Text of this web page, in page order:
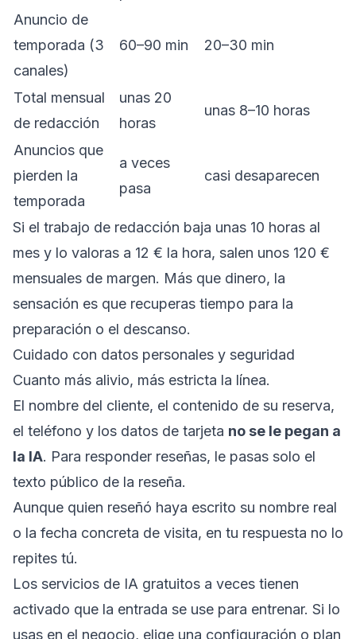
Anuncio de
temporada (3
canales)
60–90 min 20–30 min
Total mensual
de redacción
unas 20
horas
unas 8–10 horas
Anuncios que
pierden la
temporada
a veces
pasa
casi desaparecen
Si el trabajo de redacción baja unas 10 horas al
mes y lo valoras a 12 € la hora, salen unos 120 €
mensuales de margen. Más que dinero, la
sensación es que recuperas tiempo para la
preparación o el descanso.
Cuidado con datos personales y seguridad
Cuanto más alivio, más estricta la línea.
El nombre del cliente, el contenido de su reserva,
el teléfono y los datos de tarjeta no se le pegan a
la IA. Para responder reseñas, le pasas solo el
texto público de la reseña.
Aunque quien reseñó haya escrito su nombre real
o la fecha concreta de visita, en tu respuesta no lo
repites tú.
Los servicios de IA gratuitos a veces tienen
activado que la entrada se use para entrenar. Si lo
usas en el negocio, elige una configuración o plan